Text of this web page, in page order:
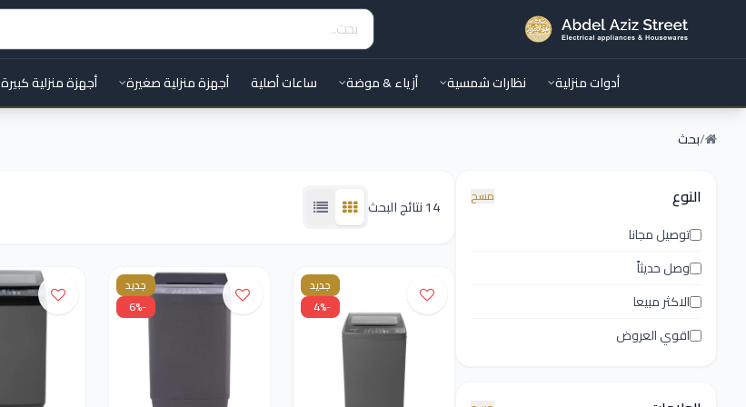
أدوات منزلية نظارات شمسية أزياء & موضة ساعات أصلية أجهزة منزلية صغيرة أجهزة منزلية كبيرة
/بحث
النوع مسح
توصيل مجانا
وصل حديثاً
الاكثر مبيعا
اقوي العروض
14 نتائج البحث
جديد
-4%
جديد
-6%